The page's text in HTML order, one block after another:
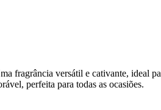
versátil e cativante, ideal
perfeita para todas as ocasiões.